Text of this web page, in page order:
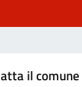
il comune